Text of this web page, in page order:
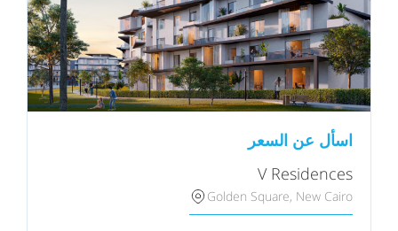
اسأل عن السعر
V Residences
Golden Square, New Cairo